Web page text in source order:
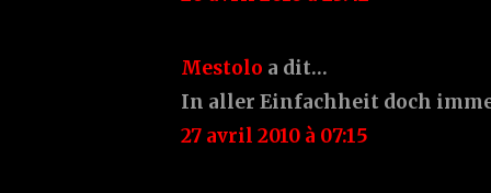
Mestolo a dit…
In aller Einfachheit doch
27 avril 2010 à 07:15